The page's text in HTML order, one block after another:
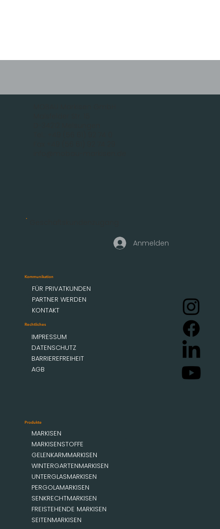
Produkte
MARKISEN
MARKISENSTOFFE
GELENKARMMARKISEN
WINTERGARTENMARKISEN
UNTERGLASMARKISEN
PERGOLAMARKISEN
SENKRECHTMARKISEN
FREISTEHENDE MARKISEN
SEITENMARKISEN
Kommunikation
FÜR PRIVATKUNDEN
PARTNER WERDEN
KONTAKT
Rechtliches
IMPRESSUM
DATENSCHUTZ
BARRIEREFREIHEIT
AGB
Anmelden